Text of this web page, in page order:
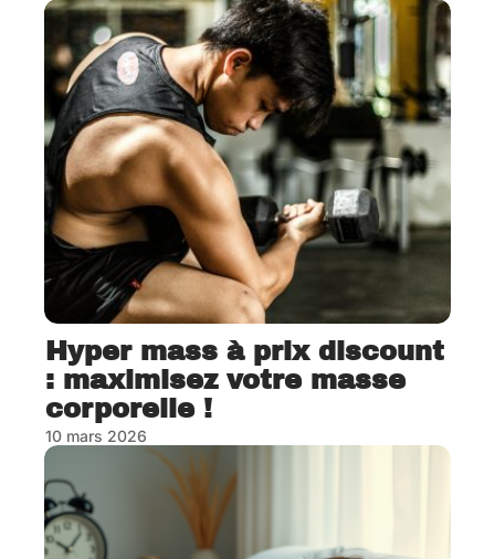
Hyper mass à prix discount
: maximisez votre masse
corporelle !
10 mars 2026